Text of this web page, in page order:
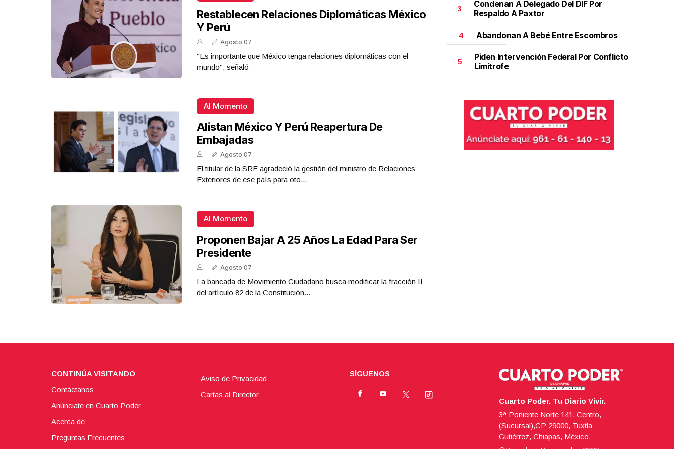
Restablecen Relaciones Diplomáticas México
Y Perú
Agosto 07
"Es importante que México tenga relaciones diplomáticas con el
mundo", señaló
Al Momento
Alistan México Y Perú Reapertura De
Embajadas
Agosto 07
El titular de la SRE agradeció la gestión del ministro de Relaciones
Exteriores de ese país para oto...
Al Momento
Proponen Bajar A 25 Años La Edad Para Ser
Presidente
Agosto 07
La bancada de Movimiento Ciudadano busca modificar la fracción II
del artículo 82 de la Constitución...
3
Condenan A Delegado Del DIF Por
Respaldo A Paxtor
4 Abandonan A Bebé Entre Escombros
5
Piden Intervención Federal Por Conflicto
Limítrofe
CONTINÚA VISITANDO
Contáctanos
Anúnciate en Cuarto Poder
Acerca de
Preguntas Frecuentes
Aviso de Privacidad
Cartas al Director
SÍGUENOS
Cuarto Poder. Tu Diario Vivir.
3ª Poniente Norte 141, Centro,
(Sucursal),CP 29000, Tuxtla
Gutiérrez, Chiapas, México.